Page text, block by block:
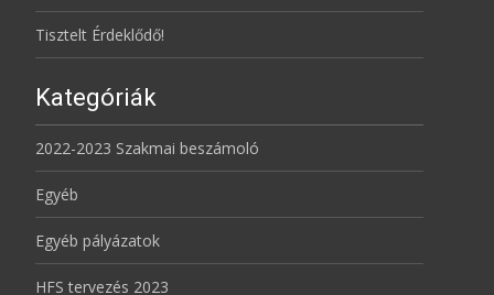
Tisztelt Érdeklődő!
Kategóriák
2022-2023 Szakmai beszámoló
Egyéb
Egyéb pályázatok
HFS tervezés 2023